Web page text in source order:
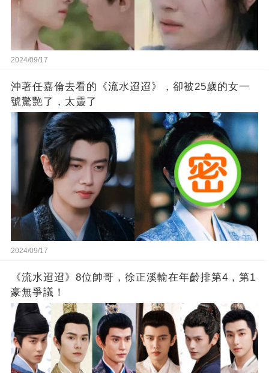
2024/09/17
沖著任嘉倫去看的《流水迢迢》，卻被25歲的女一
號驚艷了，太靈了
2024/09/17
《流水迢迢》8位帥哥，徐正溪輸在年齡排第4，第1
豪無爭議！